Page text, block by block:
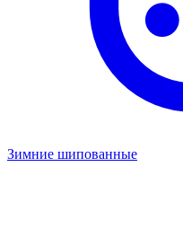
Зимние шипованные